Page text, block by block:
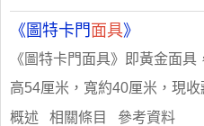
《圖特卡門 面具》
《圖特卡門面具》即黃金面
高54厘米，寬約40厘米，現收
概述 相關條目 參考資料